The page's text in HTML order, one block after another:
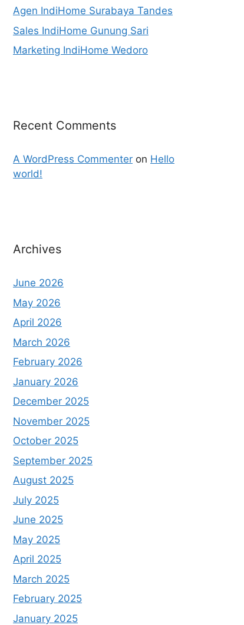
Agen IndiHome Surabaya Tandes
Sales IndiHome Gunung Sari
Marketing IndiHome Wedoro
Recent Comments
A WordPress Commenter on Hello
world!
Archives
June 2026
May 2026
April 2026
March 2026
February 2026
January 2026
December 2025
November 2025
October 2025
September 2025
August 2025
July 2025
June 2025
May 2025
April 2025
March 2025
February 2025
January 2025